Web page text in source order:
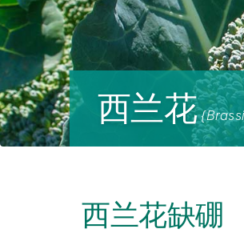
西兰花
西兰花缺硼